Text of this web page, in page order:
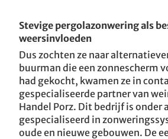
ASV Keulen / D
Villa T / CZ
Stevige pergolazonwering als
weersinvloeden
Dus zochten ze naar
buurman die een zonnescherm
had gekocht, kwamen ze in
gespecialiseerde partner van
Handel Porz. Dit bedrijf is onder
gespecialiseerd in
oude en nieuwe gebouwen. De